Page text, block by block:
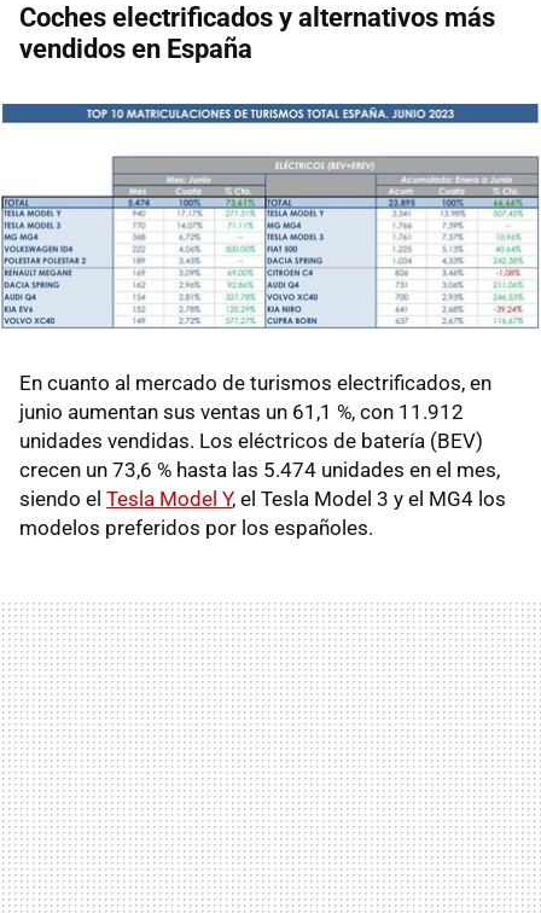
Coches electrificados y alternativos más
vendidos en España
En cuanto al mercado de turismos electrificados, en
junio aumentan sus ventas un 61,1 %, con 11.912
unidades vendidas. Los eléctricos de batería (BEV)
crecen un 73,6 % hasta las 5.474 unidades en el mes,
siendo el Tesla Model Y, el Tesla Model 3 y el MG4 los
modelos preferidos por los españoles.